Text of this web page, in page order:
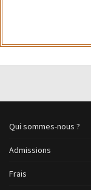
Qui sommes-nous ?
Admissions
Frais